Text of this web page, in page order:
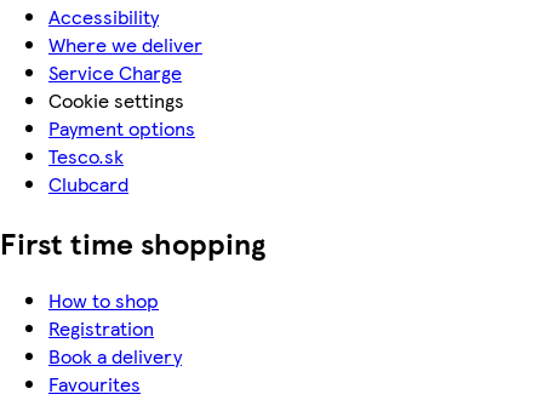
Accessibility
Where we deliver
Service Charge
Cookie settings
Payment options
Tesco.sk
Clubcard
First time shopping
How to shop
Registration
Book a delivery
Favourites